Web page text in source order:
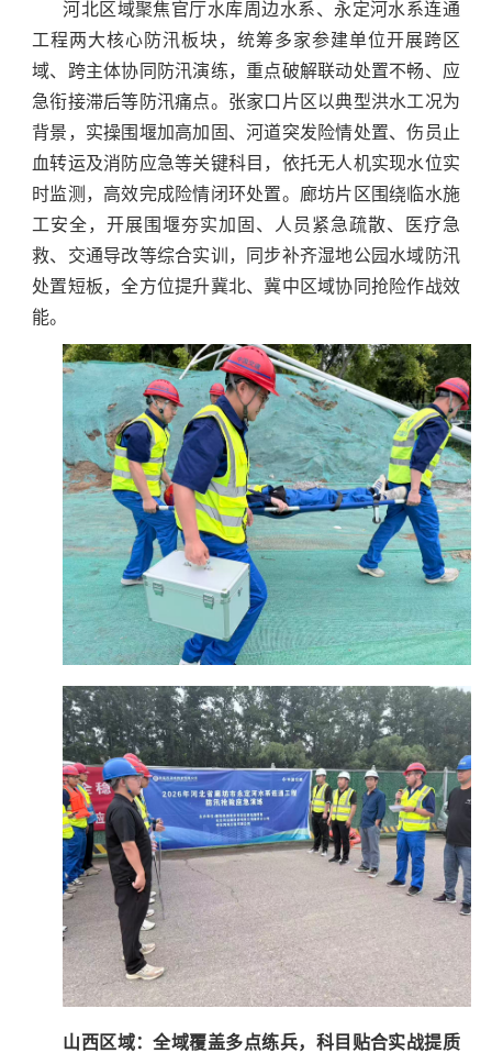
河北区域聚焦官厅水库周边水系、永定河水系连通
工程两大核心防汛板块，统筹多家参建单位开展跨区
域、跨主体协同防汛演练，重点破解联动处置不畅、应
急衔接滞后等防汛痛点。张家口片区以典型洪水工况为
背景，实操围堰加高加固、河道突发险情处置、伤员止
血转运及消防应急等关键科目，依托无人机实现水位实
时监测，高效完成险情闭环处置。廊坊片区围绕临水施
工安全，开展围堰夯实加固、人员紧急疏散、医疗急
救、交通导改等综合实训，同步补齐湿地公园水域防汛
处置短板，全方位提升冀北、冀中区域协同抢险作战效
能。
山西区域：全域覆盖多点练兵，科目贴合实战提质